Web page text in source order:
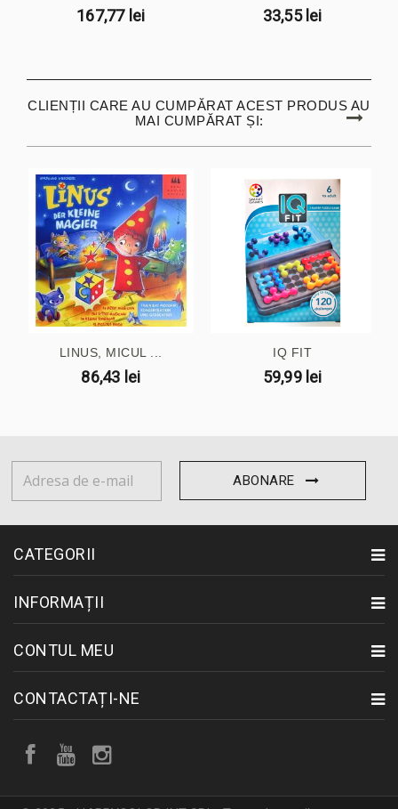
167,77 lei 33,55 lei
CLIENȚII CARE AU CUMPĂRAT ACEST PRODUS AU
MAI CUMPĂRAT ȘI:
LINUS, MICUL ...
86,43 lei
IQ FIT
59,99 lei
ABONARE
CATEGORII
INFORMAȚII
CONTUL MEU
CONTACTAȚI-NE